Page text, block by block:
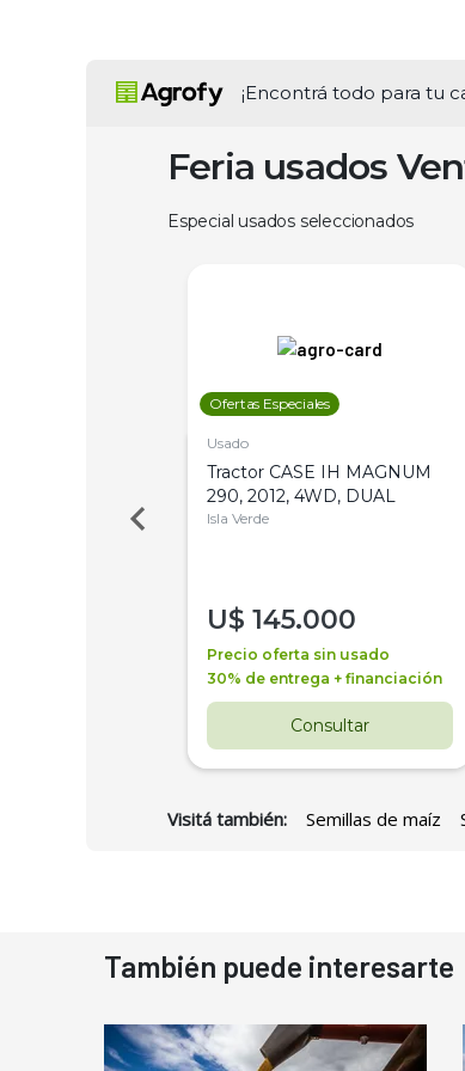
¡Encontrá todo para tu
Feria usados
Especial usados seleccionados
Ofertas Especiales
Usado
Tractor CASE IH MAGNUM
290, 2012, 4WD, DUAL
Isla Verde
U$ 145.000
Precio oferta sin usado
30% de entrega + financiación
Consultar
Visitá también: Semillas de maíz
También puede interesarte